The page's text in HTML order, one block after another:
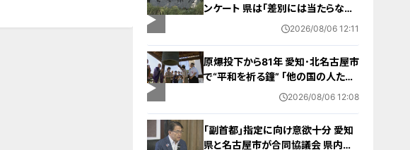
ンケート 県は｢差別には当たらない｣
と示す方針 諮問機関は｢差別にあた
2026/08/06 12:11
原爆投下から81年 愛知･北名古屋市
で“平和を祈る鐘” ｢他の国の人たち
も平和になってほしい｣ 市長や地元
2026/08/06 12:08
｢副首都｣指定に向け意欲十分 愛知
県と名古屋市が合同協議会 県内の